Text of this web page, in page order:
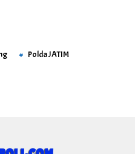
Polda JATIM